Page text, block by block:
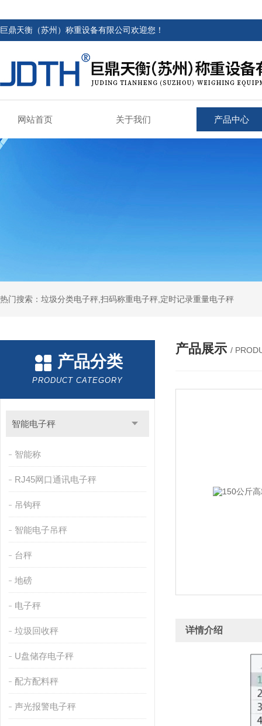
巨鼎天衡（苏州）称重设备有限公司欢迎您！
网站首页 关于我们 产品中心
热门搜索：垃圾分类电子秤,扫码称重电子秤,定时记录重量电子秤
产品分类
PRODUCT CATEGORY
智能电子秤
智能称
RJ45网口通讯电子秤
吊钩秤
智能电子吊秤
台秤
地磅
电子秤
垃圾回收秤
U盘储存电子秤
配方配料秤
声光报警电子秤
产品展示 /
详情介绍